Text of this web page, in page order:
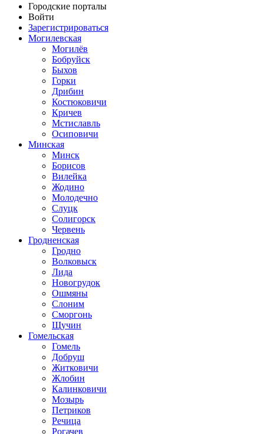
Городские порталы
Войти
Зарегистрироваться
Могилевская
Могилёв
Бобруйск
Быхов
Горки
Дрибин
Костюковичи
Кричев
Мстиславль
Осиповичи
Минская
Минск
Борисов
Вилейка
Жодино
Молодечно
Слуцк
Солигорск
Червень
Гродненская
Гродно
Волковыск
Лида
Новогрудок
Ошмяны
Слоним
Сморгонь
Щучин
Гомельская
Гомель
Добруш
Житковичи
Жлобин
Калинковичи
Мозырь
Петриков
Речица
Рогачев